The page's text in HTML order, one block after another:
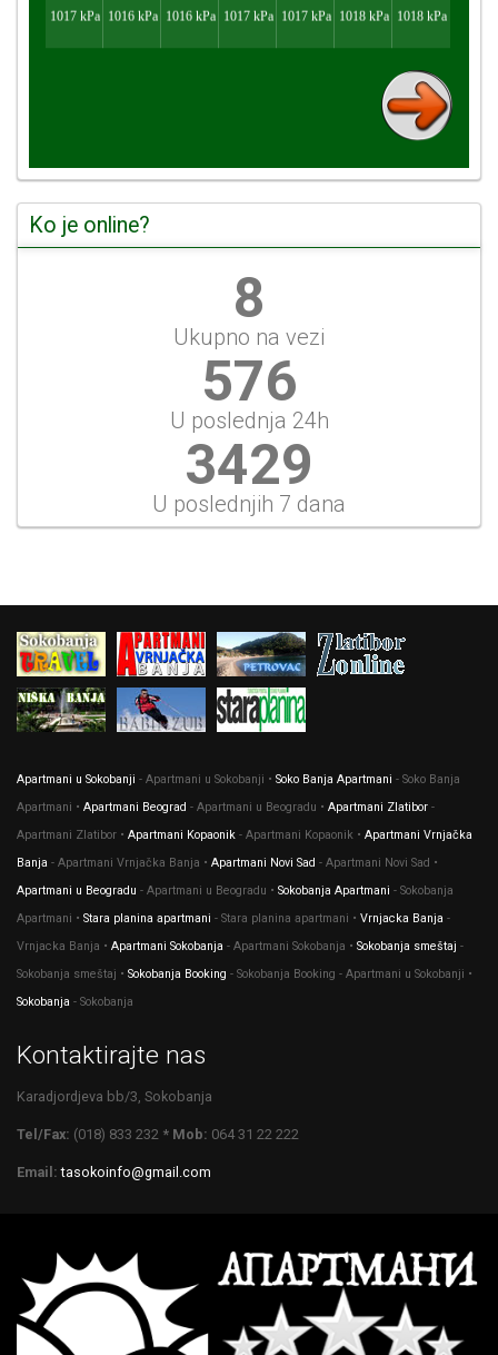
Ko je online?
9
Ukupno na vezi
643
U poslednja 24h
3825
U poslednjih 7 dana
Apartmani u Sokobanji - Apartmani u Sokobanji • Soko Banja Apartmani - Soko Banja
Apartmani • Apartmani Beograd - Apartmani u Beogradu • Apartmani Zlatibor -
Apartmani Zlatibor • Apartmani Kopaonik - Apartmani Kopaonik • Apartmani Vrnjačka
Banja - Apartmani Vrnjačka Banja • Apartmani Novi Sad - Apartmani Novi Sad •
Apartmani u Beogradu - Apartmani u Beogradu • Sokobanja Apartmani - Sokobanja
Apartmani • Stara planina apartmani - Stara planina apartmani • Vrnjacka Banja -
Vrnjacka Banja • Apartmani Sokobanja - Apartmani Sokobanja • Sokobanja smeštaj -
Sokobanja smeštaj • Sokobanja Booking - Sokobanja Booking - Apartmani u Sokobanji •
Sokobanja - Sokobanja
Kontaktirajte nas
Karadjordjeva bb/3, Sokobanja
Tel/Fax: (018) 833 232 * Mob: 064 31 22 222
Email: tasokoinfo@gmail.com